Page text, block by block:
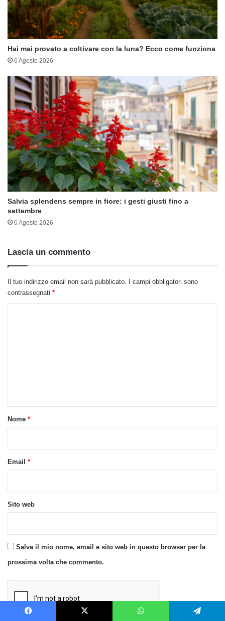
Hai mai provato a coltivare con la luna? Ecco come funziona
6 Agosto 2026
Salvia splendens sempre in fiore: i gesti giusti fino a
settembre
6 Agosto 2026
Lascia un commento
Il tuo indirizzo email non sarà pubblicato.
I campi obbligatori sono
contrassegnati *
oNome *
Email *
Sito web
Salva il mio nome, email e sito web in questo browser per la
prossima volta che commento.